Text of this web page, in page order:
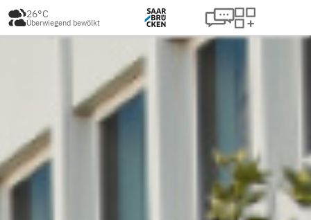
26°C
Überwiegend bewölkt